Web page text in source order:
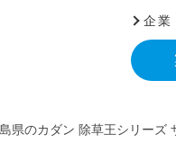
企業
県のカダン 除草王シリーズ